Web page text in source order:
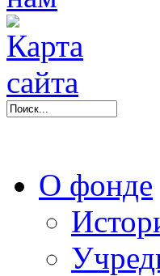
О фонде